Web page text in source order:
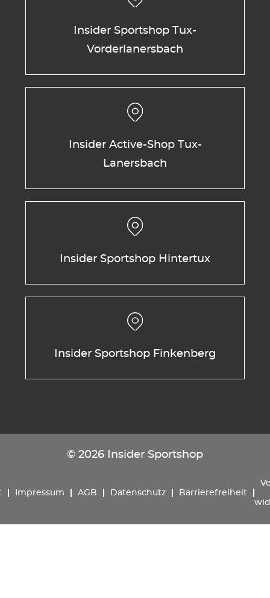
Insider Sportshop Tux-
Vorderlanersbach
Insider Active-Shop Tux-
Lanersbach
Insider Sportshop Hintertux
Insider Sportshop Finkenberg
© 2026 Insider Sportshop
Impressum AGB Datenschutz Barrierefreiheit